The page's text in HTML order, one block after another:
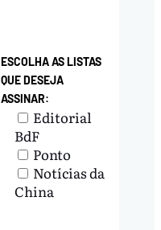
ESCOLHA AS LISTAS
QUE DESEJA
ASSINAR:
Editorial
BdF
Ponto
Notícias da
China